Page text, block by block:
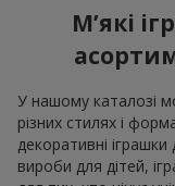
М’які
У нашому каталозі
різних стилях і
декоративні іграшки
вироби для дітей,